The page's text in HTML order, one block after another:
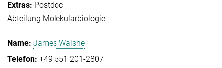
Postdoc
Abteilung Molekularbiologie
James Walshe
+49 551 201-2807